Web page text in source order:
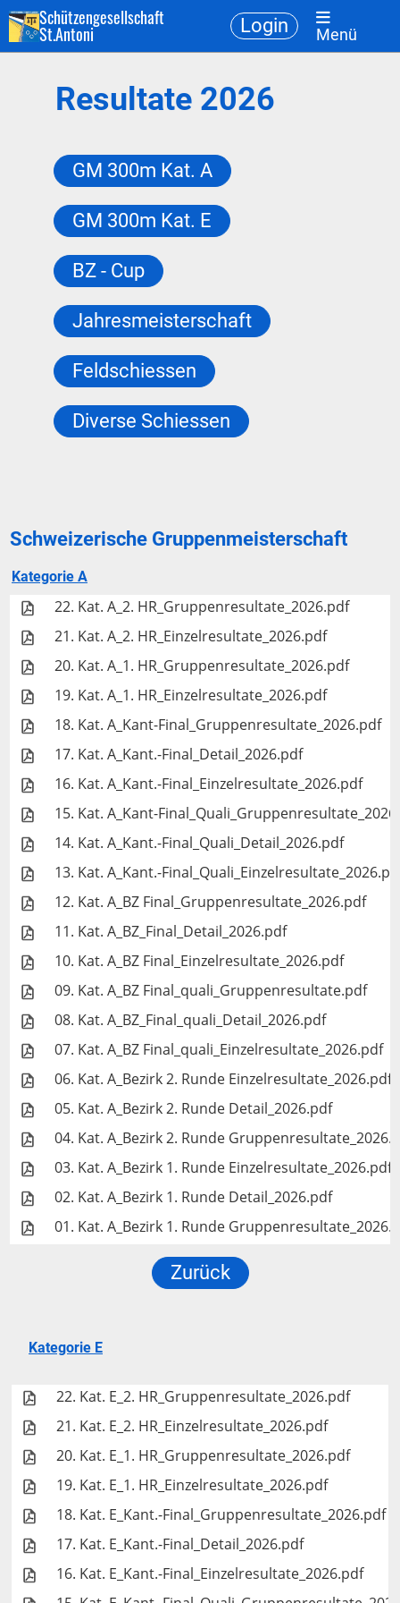
Schützengesellschaft
St.Antoni Login Menü
Resultate 2026
GM 300m Kat. A
GM 300m Kat. E
BZ - Cup
Jahresmeisterschaft
Feldschiessen
Diverse Schiessen
Schweizerische Gruppenmeisterschaft
Kategorie A
22. Kat. A_2. HR_Gruppenresultate_2026.pdf
21. Kat. A_2. HR_Einzelresultate_2026.pdf
20. Kat. A_1. HR_Gruppenresultate_2026.pdf
19. Kat. A_1. HR_Einzelresultate_2026.pdf
18. Kat. A_Kant-Final_Gruppenresultate_2026.pdf
17. Kat. A_Kant.-Final_Detail_2026.pdf
16. Kat. A_Kant.-Final_Einzelresultate_2026.pdf
15. Kat. A_Kant-
14. Kat. A_Kant.-Final_Quali_Detail_2026.pdf
13. Kat. A_Kant.-
12. Kat. A_BZ Final_Gruppenresultate_2026.pdf
11. Kat. A_BZ_Final_Detail_2026.pdf
10. Kat. A_BZ Final_Einzelresultate_2026.pdf
09. Kat. A_BZ Final_quali_Gruppenresultate.pdf
08. Kat. A_BZ_Final_quali_Detail_2026.pdf
07. Kat. A_BZ Final_quali_Einzelresultate_2026.pdf
06. Kat. A_Bezirk 2. Runde Einzelresultate_2026.pdf
05. Kat. A_Bezirk 2. Runde Detail_2026.pdf
04. Kat. A_Bezirk 2. Runde
03. Kat. A_Bezirk 1. Runde Einzelresultate_2026.pdf
02. Kat. A_Bezirk 1. Runde Detail_2026.pdf
01. Kat. A_Bezirk 1. Runde
Zurück
Kategorie E
22. Kat. E_2. HR_Gruppenresultate_2026.pdf
21. Kat. E_2. HR_Einzelresultate_2026.pdf
20. Kat. E_1. HR_Gruppenresultate_2026.pdf
19. Kat. E_1. HR_Einzelresultate_2026.pdf
18. Kat. E_Kant.-Final_Gruppenresultate_2026.pdf
17. Kat. E_Kant.-Final_Detail_2026.pdf
16. Kat. E_Kant.-Final_Einzelresultate_2026.pdf